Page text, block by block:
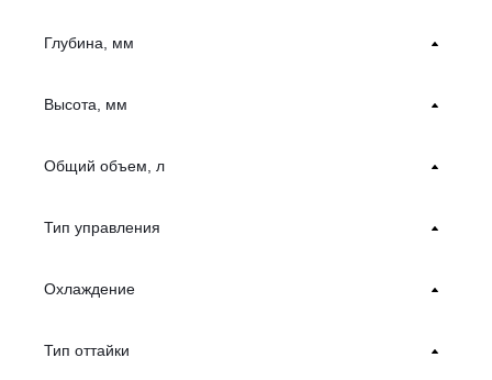
Глубина, мм
Высота, мм
Общий объем, л
Тип управления
Охлаждение
Тип оттайки